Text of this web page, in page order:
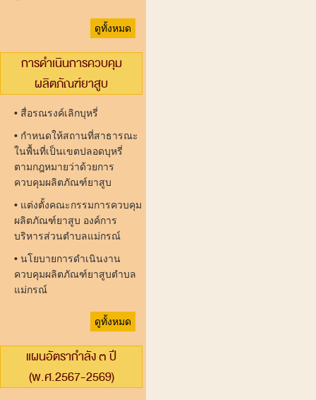
ดูทั้งหมด
การดำเนินการควบคุม
ผลิตภัณฑ์ยาสูบ
• สื่อรณรงค์เลิกบุหรี่
• กำหนดให้สถานที่สาธารณะ
ในพื้นที่เป็นเขตปลอดบุหรี่
ตามกฎหมายว่าด้วยการ
ควบคุมผลิตภัณฑ์ยาสูบ
• แต่งตั้งคณะกรรมการควบคุม
ผลิตภัณฑ์ยาสูบ องค์การ
บริหารส่วนตำบลแม่กรณ์
• นโยบายการดำเนินงาน
ควบคุมผลิตภัณฑ์ยาสูบตำบล
แม่กรณ์
ดูทั้งหมด
แผนอัตรากำลัง ๓ ปี
(พ.ศ.2567-2569)